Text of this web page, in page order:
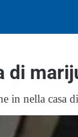
di
in nella casa